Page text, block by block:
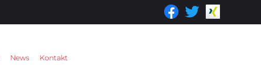
News Kontakt